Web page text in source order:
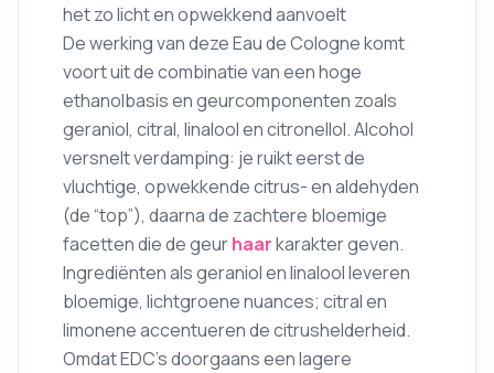
het zo licht en opwekkend aanvoelt
De werking van deze Eau de Cologne komt
voort uit de combinatie van een hoge
ethanolbasis en geurcomponenten zoals
geraniol, citral, linalool en citronellol. Alcohol
versnelt verdamping: je ruikt eerst de
vluchtige, opwekkende citrus- en aldehyden
(de “top”), daarna de zachtere bloemige
facetten die de geurhaarkarakter geven.
Ingrediënten als geraniol en linalool leveren
bloemige, lichtgroene nuances; citral en
limonene accentueren de citrushelderheid.
Omdat EDC’s doorgaans een lagere